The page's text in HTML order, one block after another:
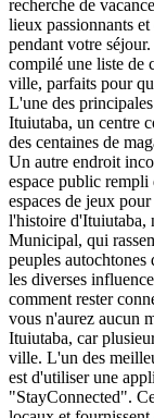
recherche de
lieux passionnants
pendant votre
compilé une liste de
ville, parfaits pour
L'une des
Ituiutaba, un centre
des centaines de
Un autre endroit
espace public rempli
espaces de jeux
l'histoire d'Ituiutaba,
Municipal, qui
peuples
les diverses
comment rester
vous n'aurez aucun
Ituiutaba, car
ville. L'un des
est d'utiliser une
"StayConnected".